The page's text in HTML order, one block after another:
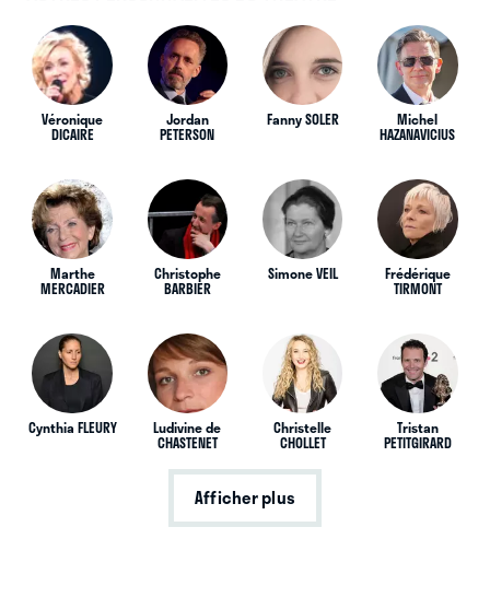
Véronique
DICAIRE
Jordan
PETERSON
Fanny SOLER Michel
HAZANAVICIUS
Marthe
MERCADIER
Christophe
BARBIER
Simone VEIL Frédérique
TIRMONT
Cynthia FLEURY Ludivine de
CHASTENET
Christelle
CHOLLET
Tristan
PETITGIRARD
Afficher plus